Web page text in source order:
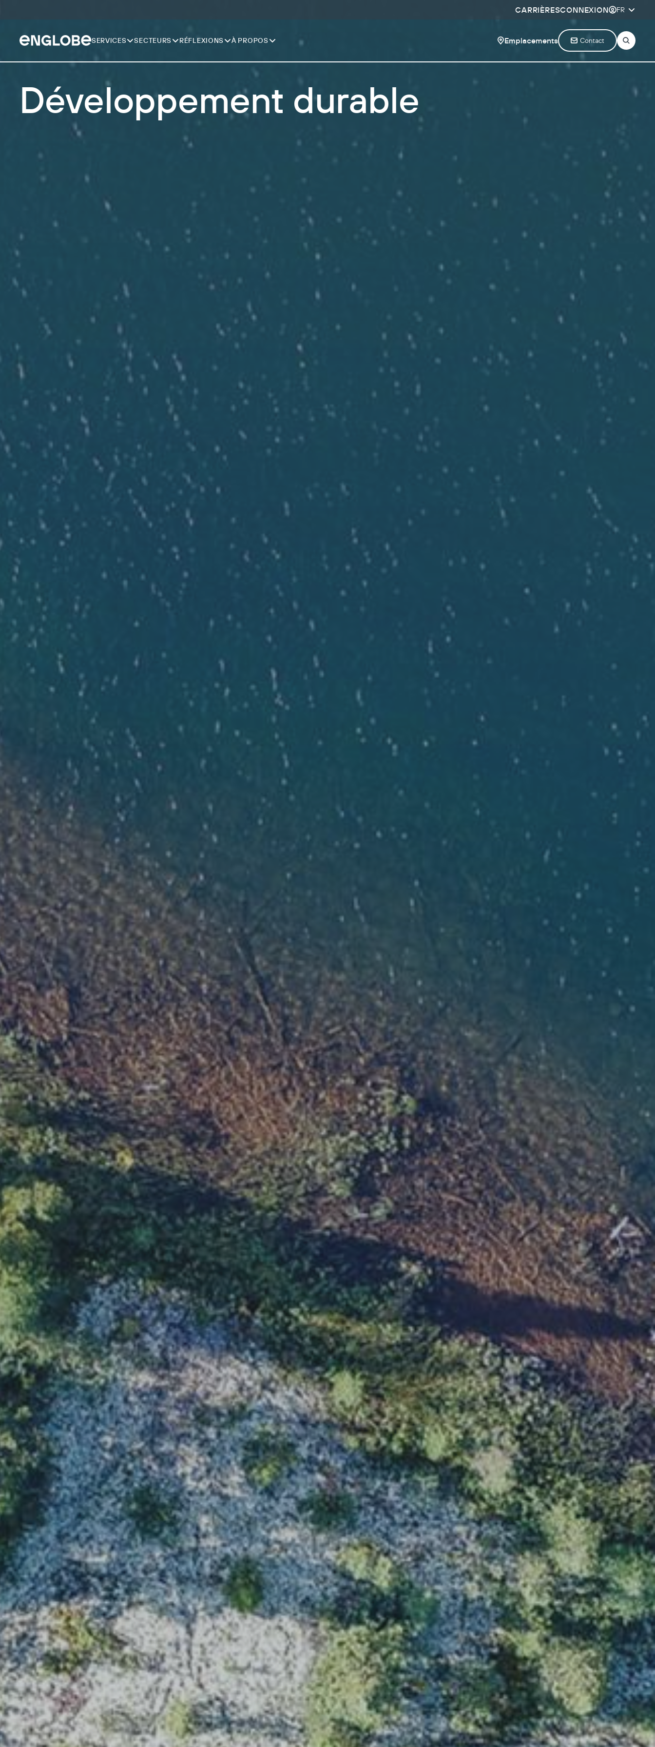
CARRIÈRESCONNEXION FR
SERVICES SECTEURS RÉFLEXIONS À PROPOS Emplacements Contact
Développement durable